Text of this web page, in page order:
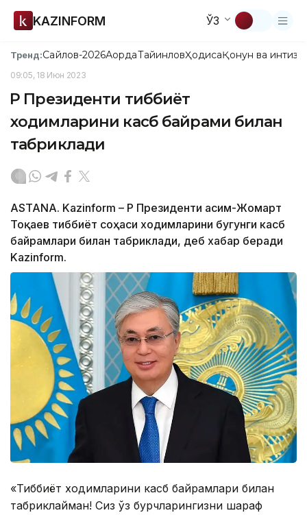
KAZINFORM ЎЗ
Тренд:Сайлов-2026АқордаТайинловҲодисаҚонун ва
09:05, 18 Июн 2023
ҚР Президенти тиббиёт
ходимларини касб байрами билан
табриклади
ASTANA. Kazinform – ҚР Президенти Қасим-Жомарт
Тоқаев тиббиёт соҳаси ходимларини бугунги касб
байрамлари билан табриклади, деб хабар беради
Kazinform.
«Тиббиёт ходимларини касб байрамлари билан
табриклайман! Сиз ўз бурчларингизни шараф